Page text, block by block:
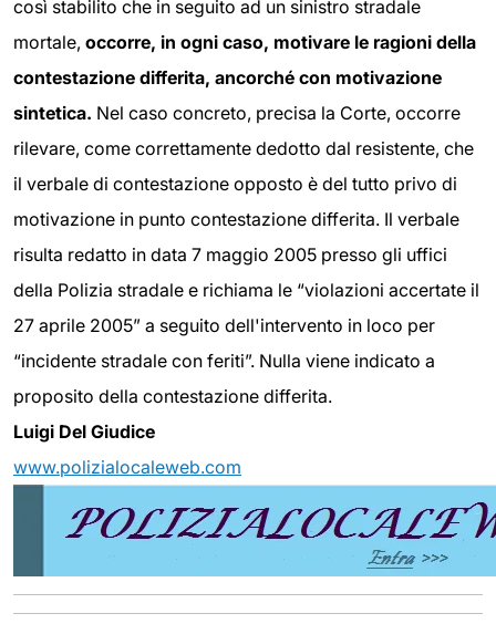
così stabilito che in seguito ad un sinistro stradale
mortale, occorre, in ogni caso, motivare le ragioni della
contestazione differita, ancorché con motivazione
sintetica. Nel caso concreto, precisa la Corte, occorre
rilevare, come correttamente dedotto dal resistente, che
il verbale di contestazione opposto è del tutto privo di
motivazione in punto contestazione differita. Il verbale
risulta redatto in data 7 maggio 2005 presso gli uffici
della Polizia stradale e richiama le “violazioni accertate il
27 aprile 2005” a seguito dell'intervento in loco per
“incidente stradale con feriti”. Nulla viene indicato a
proposito della contestazione differita.
Luigi Del Giudice
www.polizialocaleweb.com